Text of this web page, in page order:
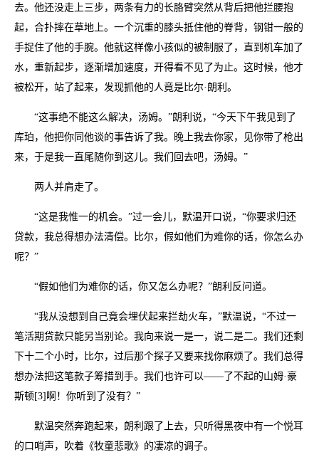
去。他还没走上三步，两条有力的长胳臂突然从背后把他拦腰抱
起，合扑摔在草地上。一个沉重的膝头抵住他的脊背，钢钳一般的
手捉住了他的手腕。他就这样像小孩似的被制服了，直到机车加了
水，重新起步，逐渐增加速度，开得看不见了为止。这时候，他才
被松开，站了起来，发现抓他的人竟是比尔·朗利。
“这事绝不能这么解决，汤姆。”朗利说，“今天下午我见到了
库珀，他把你同他谈的事告诉了我。晚上我去你家，见你带了枪出
来，于是我一直尾随你到这儿。我们回去吧，汤姆。”
两人并肩走了。
“这是我惟一的机会。”过一会儿，默温开口说，“你要求归还
贷款，我总得想办法清偿。比尔，假如他们为难你的话，你怎么办
呢？”
“假如他们为难你的话，你又怎么办呢？”朗利反问道。
“我从没想到自己竟会埋伏起来拦劫火车，”默温说，“不过一
笔活期贷款只能另当别论。我向来说一是一，说二是二。我们还剩
下十二个小时，比尔，过后那个探子又要来找你麻烦了。我们总得
想办法把这笔款子筹措到手。我们也许可以——了不起的山姆·豪
斯顿[3]啊！你听到了没有？”
默温突然奔跑起来，朗利跟了上去，只听得黑夜中有一个悦耳
的口哨声，吹着《牧童悲歌》的凄凉的调子。